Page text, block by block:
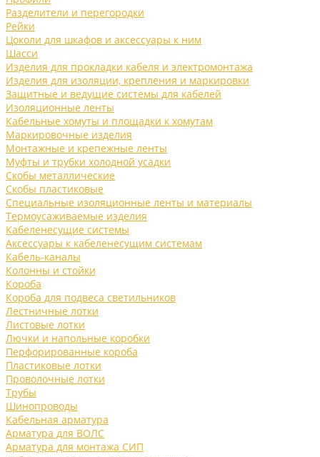
Разделители и перегородки
Рейки
Цоколи для шкафов и аксессуары к ним
Шасси
Изделия для прокладки кабеля и электромонтажа
Изделия для изоляции, крепления и маркировки
Защитные и ведущие системы для кабелей
Изоляционные ленты
Кабельные хомуты и площадки к хомутам
Маркировочные изделия
Монтажные и крепежные ленты
Муфты и трубки холодной усадки
Скобы металлические
Скобы пластиковые
Специальные изоляционные ленты и материалы
Термоусаживаемые изделия
Кабеленесущие системы
Аксессуары к кабеленесущим системам
Кабель-каналы
Колонны и стойки
Короба
Короба для подвеса светильников
Лестничные лотки
Листовые лотки
Лючки и напольные коробки
Перфорированные короба
Пластиковые лотки
Проволочные лотки
Трубы
Шинопроводы
Кабельная арматура
Арматура для ВОЛС
Арматура для монтажа СИП